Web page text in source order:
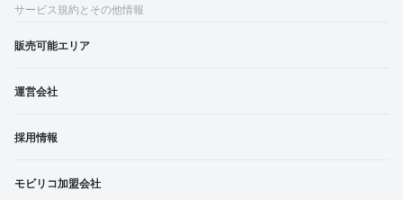
サービス規約とその他情報
販売可能エリア
運営会社
採用情報
モビリコ加盟会社